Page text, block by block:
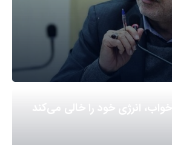
انرژی خود را خالی می‌کند